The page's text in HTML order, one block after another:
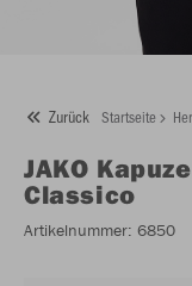
Zurück Startseite
JAKO
Classico
Artikelnummer: 6850